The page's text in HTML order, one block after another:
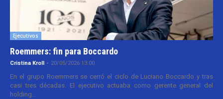
Ejecutivos
Roemmers: fin para Boccardo
Cristina Kroll - 20/05/2026 13:00
En el grupo Roemmers se cerró el ciclo de Luciano Boccardo y tras
casi tres décadas. El ejecutivo actuaba como gerente general del
holding...